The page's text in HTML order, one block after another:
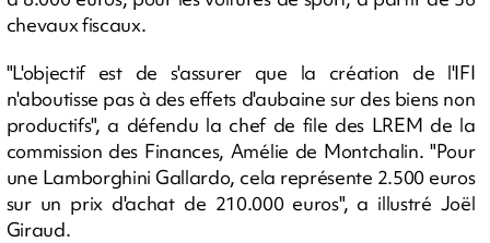
chevaux fiscaux.
"L'objectif est de s'assurer que la création de l'IFI
n'aboutisse pas à des effets d'aubaine sur des biens non
productifs", a défendu la chef de file des LREM de la
commission des Finances, Amélie de Montchalin. "Pour
une Lamborghini Gallardo, cela représente 2.500 euros
sur un prix d'achat de 210.000 euros", a illustré Joël
Giraud.